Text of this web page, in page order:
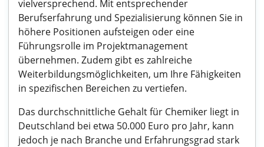
vielversprechend. Mit entsprechender
Berufserfahrung und Spezialisierung können Sie in
höhere Positionen aufsteigen oder eine
Führungsrolle im Projektmanagement
übernehmen. Zudem gibt es zahlreiche
Weiterbildungsmöglichkeiten, um Ihre Fähigkeiten
in spezifischen Bereichen zu vertiefen.
Das durchschnittliche Gehalt für Chemiker liegt in
Deutschland bei etwa 50.000 Euro pro Jahr, kann
jedoch je nach Branche und Erfahrungsgrad stark